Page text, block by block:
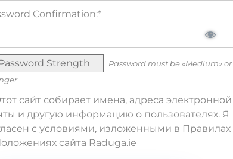
Confirmation:*
Password Strength
Password must be «Medium» or
сайт собирает имена, адреса электронной
и другую информацию о пользователях. Я
с условиями, изложенными в Правилах
сайта Raduga.ie